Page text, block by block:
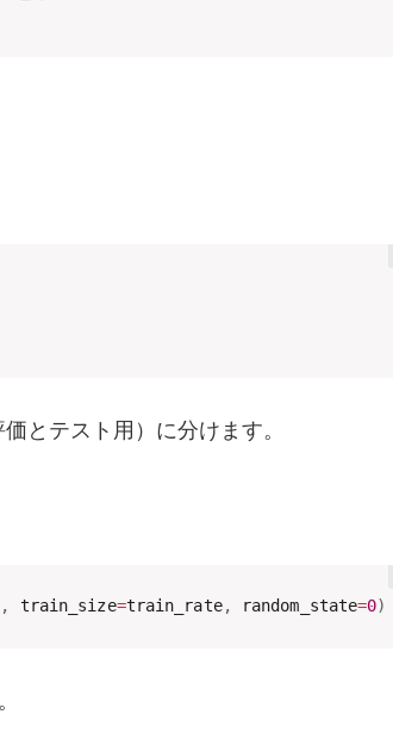
とテスト用）に分けます。
, train_size=train_rate, random_state=0)